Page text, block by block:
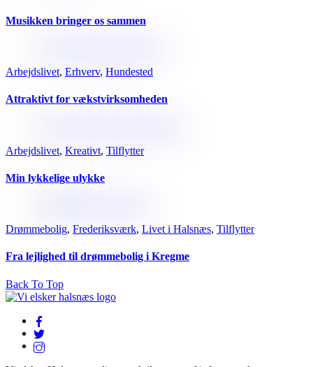
Musikken bringer os sammen
Arbejdslivet, Erhverv, Hundested
Attraktivt for vækstvirksomheden
Arbejdslivet, Kreativt, Tilflytter
Min lykkelige ulykke
Drømmebolig, Frederiksværk, Livet i Halsnæs, Tilflytter
Fra lejlighed til drømmebolig i Kregme
Back To Top